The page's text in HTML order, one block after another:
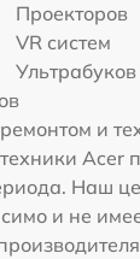
Проекторов
VR систем
Ультрабуков
и
Acer
Наш
и не